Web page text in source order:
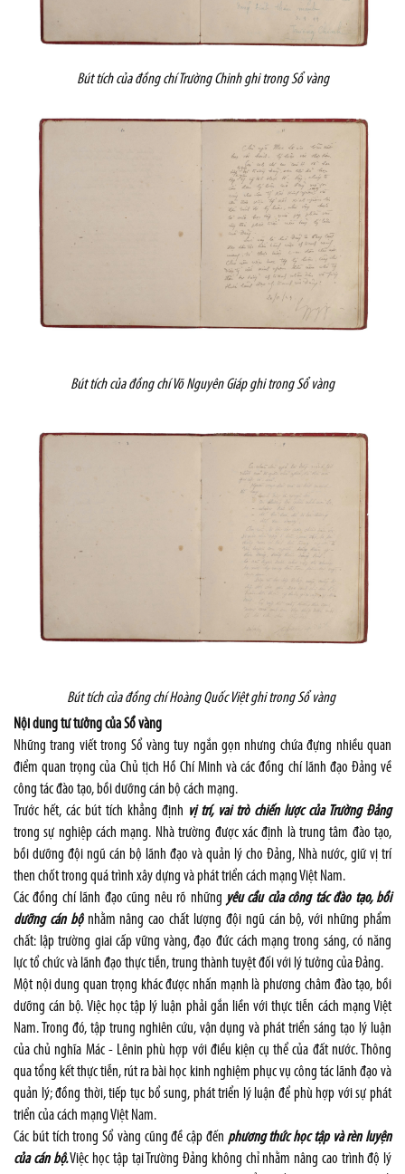
Bút tích của đồng chí Trường Chinh ghi trong Sổ vàng
Bút tích của đồng chí Võ Nguyên Giáp ghi trong Sổ vàng
Bút tích của đồng chí Hoàng Quốc Việt ghi trong Sổ vàng
Nội dung tư tưởng của Sổ vàng
Những trang viết trong Sổ vàng tuy ngắn gọn nhưng chứa đựng nhiều quan
điểm quan trọng của Chủ tịch Hồ Chí Minh và các đồng chí lãnh đạo Đảng về
công tác đào tạo, bồi dưỡng cán bộ cách mạng.
Trước hết, các bút tích khẳng định vị trí, vai trò chiến lược của Trường Đảng
trong sự nghiệp cách mạng. Nhà trường được xác định là trung tâm đào tạo,
bồi dưỡng đội ngũ cán bộ lãnh đạo và quản lý cho Đảng, Nhà nước, giữ vị trí
then chốt trong quá trình xây dựng và phát triển cách mạng Việt Nam.
Các đồng chí lãnh đạo cũng nêu rõ những yêu cầu của công tác đào tạo, bồi
dưỡng cán bộnhằm nâng cao chất lượng đội ngũ cán bộ, với những phẩm
chất: lập trường giai cấp vững vàng, đạo đức cách mạng trong sáng, có năng
lực tổ chức và lãnh đạo thực tiễn, trung thành tuyệt đối với lý tưởng của Đảng.
Một nội dung quan trọng khác được nhấn mạnh là phương châm đào tạo, bồi
dưỡng cán bộ. Việc học tập lý luận phải gắn liền với thực tiễn cách mạng Việt
Nam. Trong đó, tập trung nghiên cứu, vận dụng và phát triển sáng tạo lý luận
của chủ nghĩa Mác - Lênin phù hợp với điều kiện cụ thể của đất nước. Thông
qua tổng kết thực tiễn, rút ra bài học kinh nghiệm phục vụ công tác lãnh đạo và
quản lý; đồng thời, tiếp tục bổ sung, phát triển lý luận để phù hợp với sự phát
triển của cách mạng Việt Nam.
Các bút tích trong Sổ vàng cũng đề cập đến phương thức học tập và rèn luyện
của cán bộ.Việc học tập tại Trường Đảng không chỉ nhằm nâng cao trình độ lý